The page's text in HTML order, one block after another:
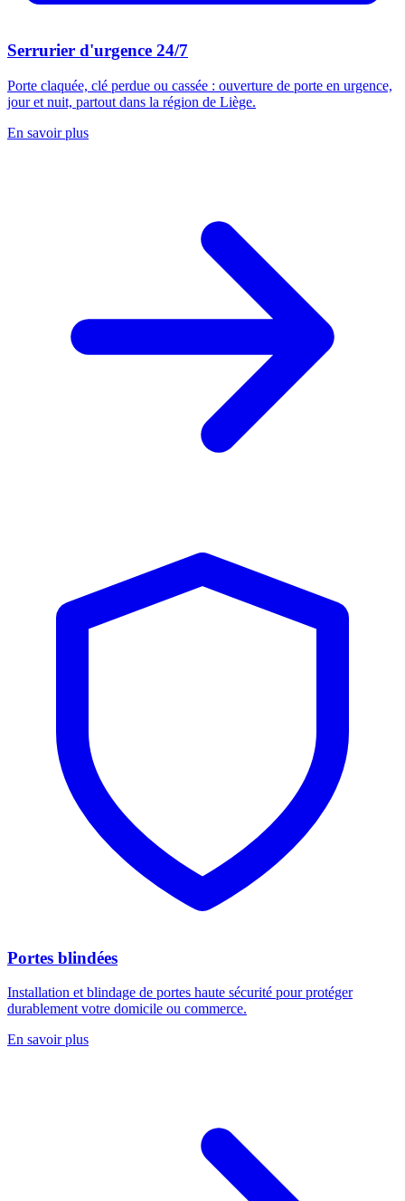
Serrurier d'urgence 24/7
Porte claquée, clé perdue ou cassée : ouverture de porte en urgence,
jour et nuit, partout dans la région de Liège.
En savoir plus
Portes blindées
Installation et blindage de portes haute sécurité pour protéger
durablement votre domicile ou commerce.
En savoir plus